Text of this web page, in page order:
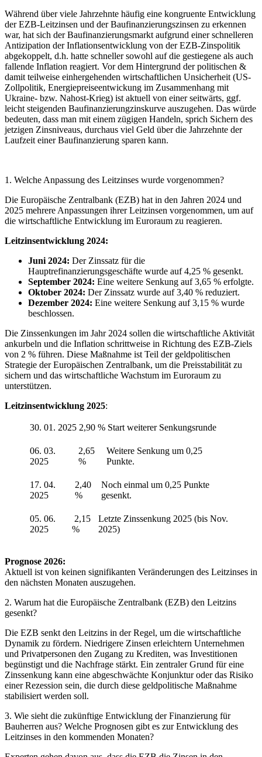
Während über viele Jahrzehnte häufig eine kongruente Entwicklung
der EZB-Leitzinsen und der Baufinanzierungszinsen zu erkennen
war, hat sich der Baufinanzierungsmarkt aufgrund einer schnelleren
Antizipation der Inflationsentwicklung von der EZB-Zinspolitik
abgekoppelt, d.h. hatte schneller sowohl auf die gestiegene als auch
fallende Inflation reagiert. Vor dem Hintergrund der politischen &
damit teilweise einhergehenden wirtschaftlichen Unsicherheit (US-
Zollpolitik, Energiepreiseentwickung im Zusammenhang mit
Ukraine- bzw. Nahost-Krieg) ist aktuell von einer seitwärts, ggf.
leicht steigenden Baufinanzierungzinskurve auszugehen. Das würde
bedeuten, dass man mit einem zügigen Handeln, sprich Sichern des
jetzigen Zinsniveaus, durchaus viel Geld über die Jahrzehnte der
Laufzeit einer Baufinanzierung sparen kann.
1. Welche Anpassung des Leitzinses wurde vorgenommen?
Die Europäische Zentralbank (EZB) hat in den Jahren 2024 und
2025 mehrere Anpassungen ihrer Leitzinsen vorgenommen, um auf
die wirtschaftliche Entwicklung im Euroraum zu reagieren.
Leitzinsentwicklung 2024:
Juni 2024: Der Zinssatz für die
Hauptrefinanzierungsgeschäfte wurde auf 4,25 % gesenkt.
September 2024: Eine weitere Senkung auf 3,65 % erfolgte.
Oktober 2024: Der Zinssatz wurde auf 3,40 % reduziert.
Dezember 2024: Eine weitere Senkung auf 3,15 % wurde
beschlossen.
Die Zinssenkungen im Jahr 2024 sollen die wirtschaftliche Aktivität
ankurbeln und die Inflation schrittweise in Richtung des EZB-Ziels
von 2 % führen. Diese Maßnahme ist Teil der geldpolitischen
Strategie der Europäischen Zentralbank, um die Preisstabilität zu
sichern und das wirtschaftliche Wachstum im Euroraum zu
unterstützen.
Leitzinsentwicklung 2025:
30. 01. 2025 2,90 % Start weiterer Senkungsrunde
06. 03.
2025
2,65
%
Weitere Senkung um 0,25
Punkte.
17. 04.
2025
2,40
%
Noch einmal um 0,25 Punkte
gesenkt.
05. 06.
2025
2,15
%
Letzte Zinssenkung 2025 (bis Nov.
2025)
Prognose 2026:
Aktuell ist von keinen signifikanten Veränderungen des Leitzinses in
den nächsten Monaten auszugehen.
2. Warum hat die Europäische Zentralbank (EZB) den Leitzins
gesenkt?
Die EZB senkt den Leitzins in der Regel, um die wirtschaftliche
Dynamik zu fördern. Niedrigere Zinsen erleichtern Unternehmen
und Privatpersonen den Zugang zu Krediten, was Investitionen
begünstigt und die Nachfrage stärkt. Ein zentraler Grund für eine
Zinssenkung kann eine abgeschwächte Konjunktur oder das Risiko
einer Rezession sein, die durch diese geldpolitische Maßnahme
stabilisiert werden soll.
3. Wie sieht die zukünftige Entwicklung der Finanzierung für
Bauherren aus? Welche Prognosen gibt es zur Entwicklung des
Leitzinses in den kommenden Monaten?